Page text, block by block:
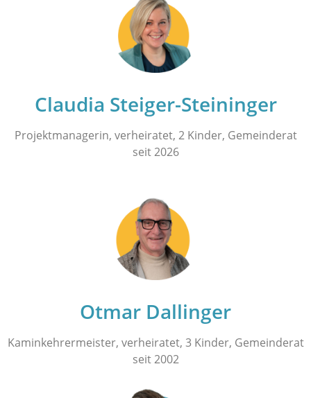
Claudia Steiger-Steininger
Projektmanagerin, verheiratet, 2 Kinder, Gemeinderat
seit 2026
Otmar Dallinger
Kaminkehrermeister, verheiratet, 3 Kinder, Gemeinderat
seit 2002